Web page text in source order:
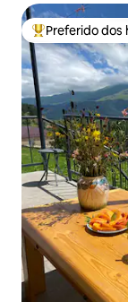
Entre os
Preferido dos